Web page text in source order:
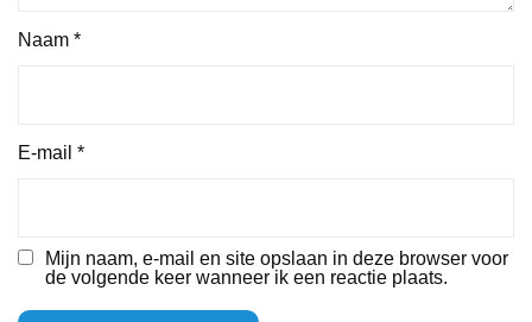
Naam *
E-mail *
Mijn naam, e-mail en site opslaan in deze browser voor
de volgende keer wanneer ik een reactie plaats.